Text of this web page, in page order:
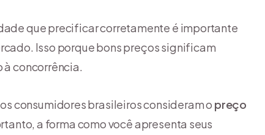
que precificar corretamente é importante
Isso porque bons preços significam
concorrência.
consumidores brasileiros consideram o preço
a forma como você apresenta seus